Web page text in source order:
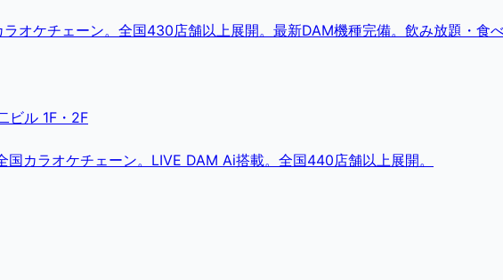
オケチェーン。全国430店舗以上展開。最新DAM機種完備。飲み放題・食べ
ビル 1F・2F
カラオケチェーン。LIVE DAM Ai搭載。全国440店舗以上展開。